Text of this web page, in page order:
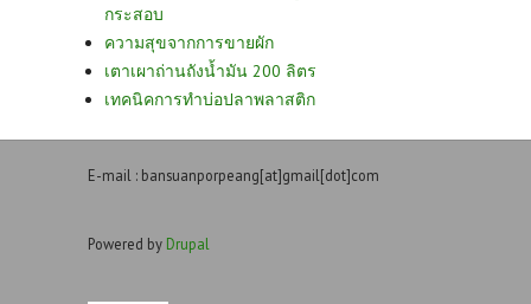
กระสอบ
ความสุขจากการขายผัก
เตาเผาถ่านถังน้ำมัน 200 ลิตร
เทคนิคการทำบ่อปลาพลาสติก
E-mail : bansuanporpeang[at]gmail[dot]com
Powered by Drupal